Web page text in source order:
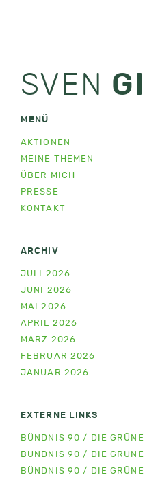
SVEN
MENÜ
AKTIONEN
MEINE THEMEN
ÜBER MICH
PRESSE
KONTAKT
ARCHIV
JULI 2026
JUNI 2026
MAI 2026
APRIL 2026
MÄRZ 2026
FEBRUAR 2026
JANUAR 2026
EXTERNE LINKS
BÜNDNIS 90 / DIE
BÜNDNIS 90 / DIE
BÜNDNIS 90 / DIE